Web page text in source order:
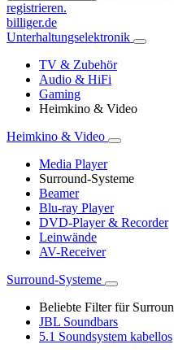
registrieren.
billiger.de
Unterhaltungselektronik
TV & Zubehör
Audio & HiFi
Gaming
Heimkino & Video
Heimkino & Video
Media Player
Surround-Systeme
Beamer
Blu-ray Player
DVD-Player & Recorder
Leinwände
AV-Receiver
Surround-Systeme
Beliebte Filter für
JBL Soundbars
5.1 Soundsystem kabellos